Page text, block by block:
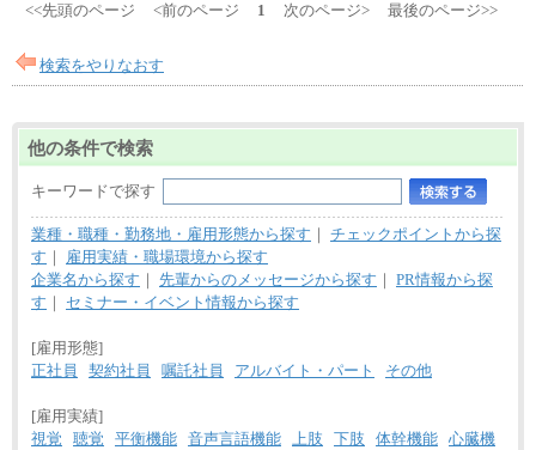
<<先頭のページ <前のページ 1 次のページ> 最後のページ>>
検索をやりなおす
他の条件で検索
キーワードで探す
業種・職種・勤務地・雇用形態から探す ｜ チェックポイントから探
す ｜
雇用実績・職場環境から探す
企業名から探す ｜ 先輩からのメッセージから探す ｜ PR情報から探
す ｜ セミナー・イベント情報から探す
[雇用形態]
正社員
契約社員 嘱託社員 アルバイト・パート その他
[雇用実績]
視覚
聴覚 平衡機能 音声言語機能 上肢 下肢 体幹機能 心臓機